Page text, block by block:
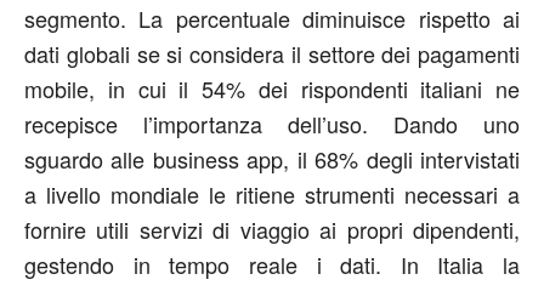
segmento. La percentuale diminuisce rispetto ai
dati globali se si considera il settore dei pagamenti
mobile, in cui il 54% dei rispondenti italiani ne
recepisce l’importanza dell’uso. Dando uno
sguardo alle business app, il 68% degli intervistati
a livello mondiale le ritiene strumenti necessari a
fornire utili servizi di viaggio ai propri dipendenti,
gestendo in tempo reale i dati. In Italia la